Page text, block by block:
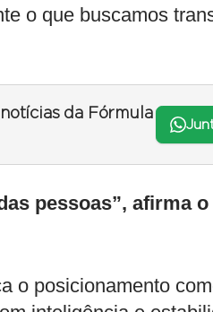
o que buscamos
da Fórmula
pessoas”, afirma
o posicionamento